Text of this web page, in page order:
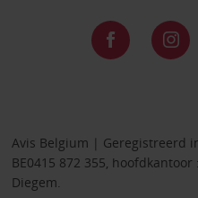
Avis Belgium | Geregistreerd
BE0415 872 355,
Diegem.